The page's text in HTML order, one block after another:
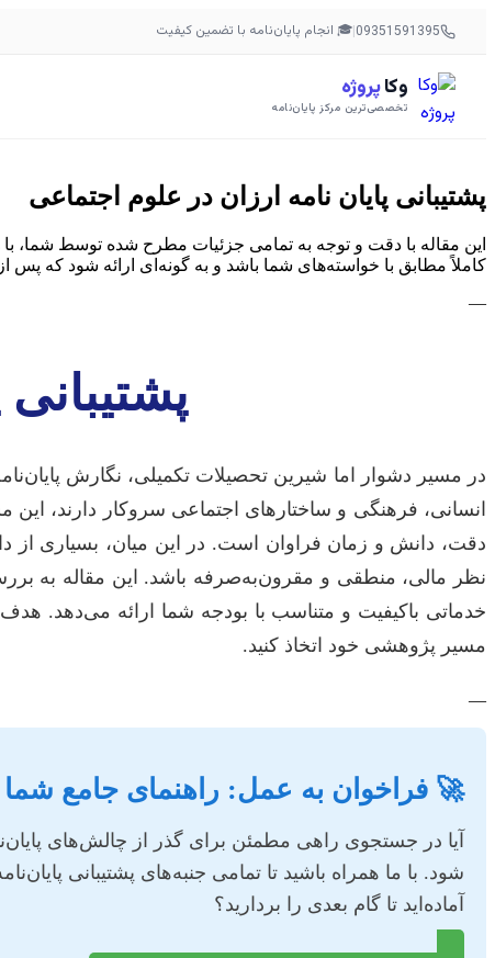
09351591395
|🎓 انجام پایان‌نامه با تضمین کیفیت
وکاپروژه
تخصصی‌ترین مرکز پایان‌نامه
پشتیبانی پایان نامه ارزان در علوم اجتماعی
این مقاله با دقت و توجه به تمامی جزئیات مطرح شده توسط شما،
کاملاً مطابق با خواسته‌های شما باشد و به گونه‌ای ارائه شود که
—
در مسیر دشوار اما شیرین تحصیلات تکمیلی، نگارش
انسانی، فرهنگی و ساختارهای اجتماعی سروکار دارند،
دقت، دانش و زمان فراوان است. در این میان، بسیاری از
نظر مالی، منطقی و مقرون‌به‌صرفه باشد. این مقاله به
خدماتی باکیفیت و متناسب با بودجه شما ارائه می‌دهد.
مسیر پژوهشی خود اتخاذ کنید.
—
🚀 فراخوان به عمل: راهنمای جامع
آیا در جستجوی راهی مطمئن برای گذر از چالش‌های
شود. با ما همراه باشید تا تمامی جنبه‌های پشتیبانی
آماده‌اید تا گام بعدی را بردارید؟